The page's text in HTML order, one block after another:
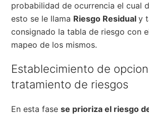
probabilidad de ocurrencia el cual
esto se le llama Riesgo Residualy
consignado la tabla de riesgo con
mapeo de los mismos.
Establecimiento de
tratamiento de riesgos
En esta fasese prioriza el riesgo